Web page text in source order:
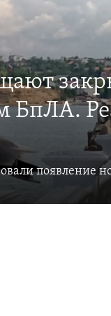
БпЛА.
появление